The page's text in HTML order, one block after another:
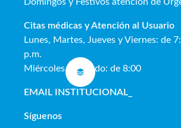
Citas médicas y Atención al Usuario
Lunes, Martes, Jueves y Viernes: de
p.m.
Miércoles y Sábado: de 8:00
EMAIL INSTITUCIONAL
Síguenos